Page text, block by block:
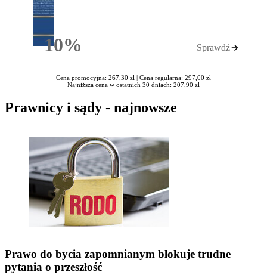
10%Rabatu Sprawdź
Cena promocyjna: 267,30 zł | Cena regularna: 297,00 zł
Najniższa cena w ostatnich 30 dniach: 207,90 zł
Prawnicy i sądy - najnowsze
Prawo do bycia zapomnianym blokuje trudne
pytania o przeszłość